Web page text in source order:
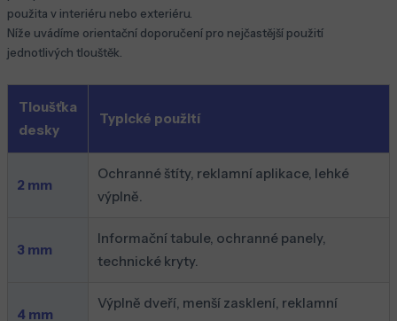
použita v interiéru nebo exteriéru.
Níže uvádíme orientační doporučení pro nejčastější použití
jednotlivých tlouštěk.
Tloušťka
desky
Typické použití
2 mm
Ochranné štíty, reklamní aplikace, lehké
výplně.
3 mm
Informační tabule, ochranné panely,
technické kryty.
4 mm
Výplně dveří, menší zasklení, reklamní